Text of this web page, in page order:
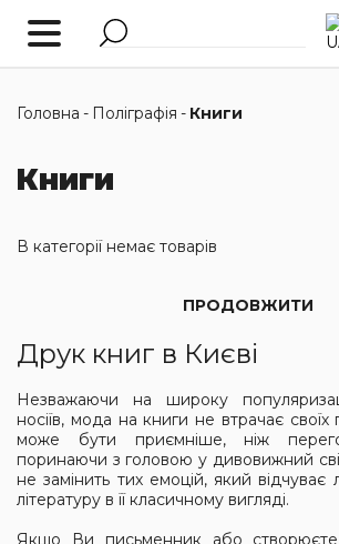
Головна - Поліграфія - Книги
Книги
В категорії немає товарів
ПРОДОВЖИТИ
Друк книг в Києві
Незважаючи на широку
носіїв, мода на книги не втрачає
може бути приємніше, ніж
поринаючи з головою у дивовижний
не замінить тих емоцій, який
літературу в її класичному вигляді.
Якщо Ви письменник або створюєте